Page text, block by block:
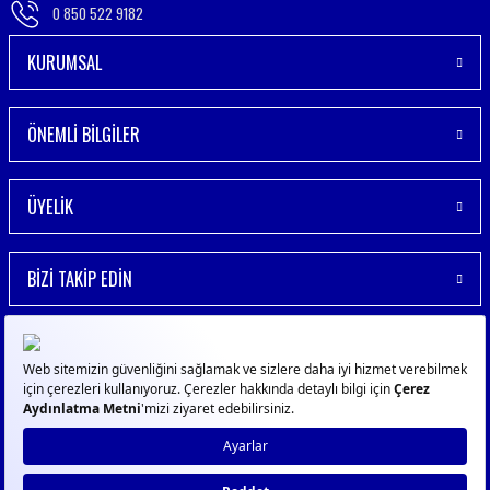
0 850 522 9182
KURUMSAL
ÖNEMLİ BİLGİLER
ÜYELİK
BİZİ TAKİP EDİN